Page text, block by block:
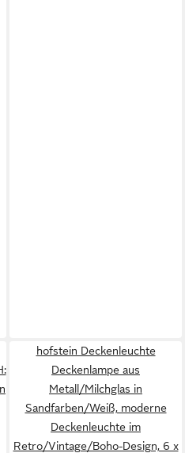
hofstein Deckenleuchte
Deckenlampe aus
Metall/Milchglas in
Sandfarben/Weiß, moderne
Deckenleuchte im
Retro/Vintage/Boho-Design, 6 x